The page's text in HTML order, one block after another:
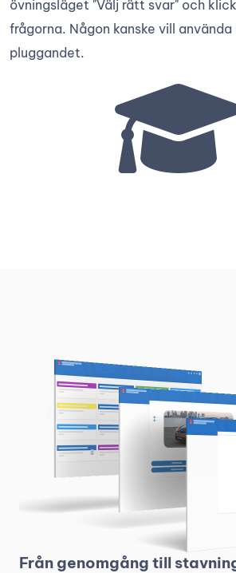
övningsläget "Välj rätt svar" och
frågorna. Någon kanske vill
pluggandet.
Från genomgång till